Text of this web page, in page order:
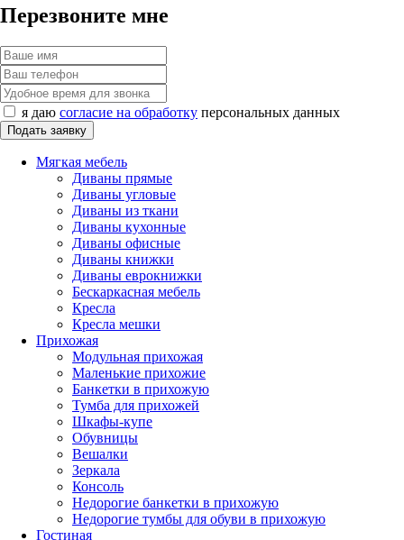
Перезвоните мне
я даю согласие на обработку персональных данных
Мягкая мебель
Диваны прямые
Диваны угловые
Диваны из ткани
Диваны кухонные
Диваны офисные
Диваны книжки
Диваны еврокнижки
Бескаркасная мебель
Кресла
Кресла мешки
Прихожая
Модульная прихожая
Маленькие прихожие
Банкетки в прихожую
Тумба для прихожей
Шкафы-купе
Обувницы
Вешалки
Зеркала
Консоль
Недорогие банкетки в прихожую
Недорогие тумбы для обуви в прихожую
Гостиная